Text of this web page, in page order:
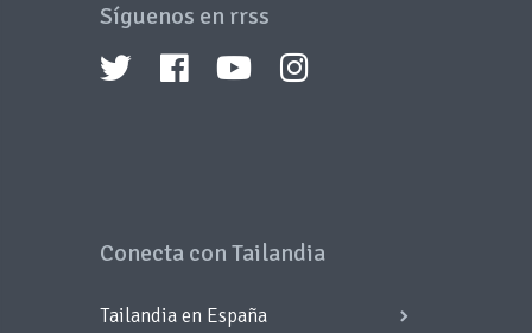
Síguenos en rrss
Conecta con Tailandia
Tailandia en España